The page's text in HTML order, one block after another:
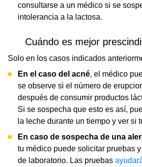
consultarse a un médico si se
intolerancia a la lactosa.
Cuándo es mejor
Solo en los casos indicados
En el caso del acné, el médico
se observe si el número de
después de consumir productos
Si se sospecha que esto es así,
la leche durante un tiempo y ver si
En caso de sospecha de una
tu médico puede solicitar pruebas
de laboratorio. Las pruebas